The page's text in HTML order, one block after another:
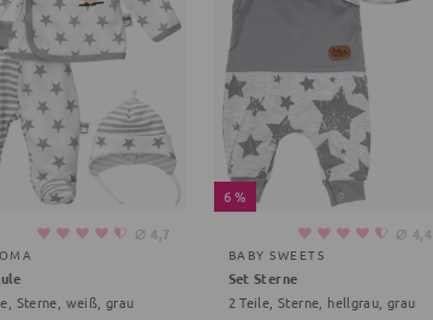
⌀ 4,7
Sterne, weiß, grau
6 %
⌀ 4,4
BABY SWEETS
Set Sterne
2 Teile, Sterne, hellgrau, grau